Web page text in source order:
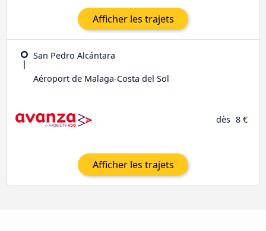
Afficher les trajets
San Pedro Alcántara
Aéroport de Malaga-Costa del Sol
dès 8 €
Afficher les trajets